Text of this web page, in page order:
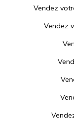
Vendez
Vendez